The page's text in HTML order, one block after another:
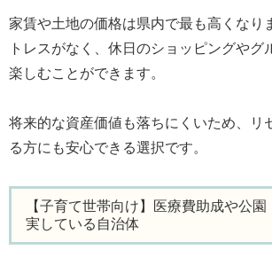
家賃や土地の価格は県内で最も高くなり
トレスがなく、休日のショッピングやグ
楽しむことができます。
将来的な資産価値も落ちにくいため、リ
る方にも安心できる選択です。
【子育て世帯向け】医療費助成や公
実している自治体